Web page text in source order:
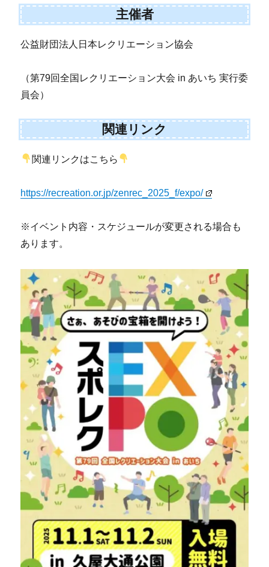
主催者
公益財団法人日本レクリエーション協会
（第79回全国レクリエーション大会 in あいち 実行委
員会）
関連リンク
関連リンクはこちら
https://recreation.or.jp/zenrec_2025_f/expo/
※イベント内容・スケジュールが変更される場合も
あります。